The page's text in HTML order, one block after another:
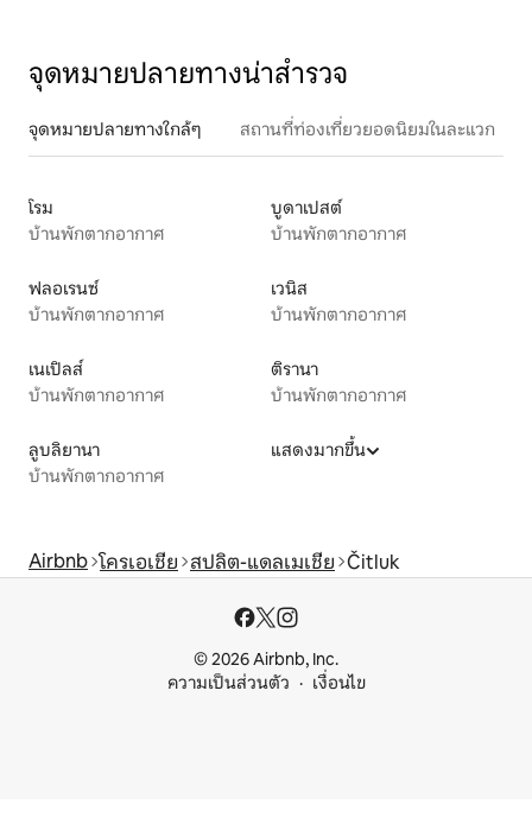
จุดหมายปลายทางน่าสำรวจ
จุดหมายปลายทางใกล้ๆ สถานที่ท่องเที่ยวยอดนิยมในละแวก
โรม
บ้านพักตากอากาศ
บูดาเปสต์
บ้านพักตากอากาศ
ฟลอเรนซ์
บ้านพักตากอากาศ
เวนิส
บ้านพักตากอากาศ
เนเปิลส์
บ้านพักตากอากาศ
ติรานา
บ้านพักตากอากาศ
ลูบลิยานา
บ้านพักตากอากาศ
แสดงมากขึ้น
Airbnb โครเอเชีย สปลิต-แดลเมเชีย Čitluk
© 2026 Airbnb, Inc.
ความเป็นส่วนตัว
เงื่อนไข